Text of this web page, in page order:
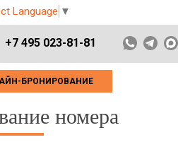
Language ▼
+7 495 023-81-81
БРОНИРОВАНИЕ
номера